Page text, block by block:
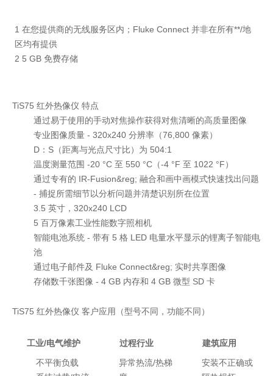
1 在您提供商的无线服务区内；Fluke Connect 并非在所有**/地
区均有提供
2 5 GB 免费存储
TiS75 红外热像仪 特点
通过易于使用的手动对焦操作获得对焦清晰的高质量图像
专业图像质量 - 320x240 分辨率（76,800 像素）
D：S（距离与光点尺寸比）为 504:1
温度测量范围 -20 °C 至 550 °C（-4 °F 至 1022 °F）
通过专有的 IR-Fusion&reg; 融合和画中画模式快速找出问题
- 捕捉所需细节以分析问题并清楚识别所在位置
3.5 英寸，320x240 LCD
5 百万像素工业性能数字照相机
智能电池系统 - 带有 5 格 LED 电量水平显示的锂离子智能电
池
通过电子邮件及 Fluke Connect&reg; 实时共享图像
存储数千张图像 - 4 GB 内存和 4 GB 微型 SD 卡
TiS75 红外热像仪 客户应用（型号不同，功能不同）
工业/电气维护 过程行业
建筑应用
不平衡负载
异常热流/热梯
安装不正确或